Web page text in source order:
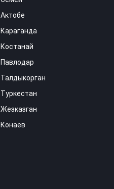
Актобе
Караганда
Костанай
Павлодар
Талдыкорган
Туркестан
Жезказган
Конаев